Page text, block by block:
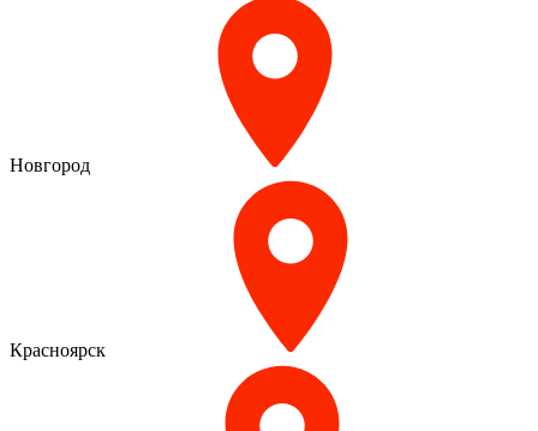
Новгород
Красноярск